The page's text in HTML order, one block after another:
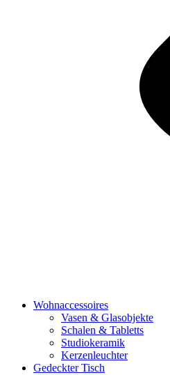
Wohnaccessoires
Vasen & Glasobjekte
Schalen & Tabletts
Studiokeramik
Kerzenleuchter
Gedeckter Tisch